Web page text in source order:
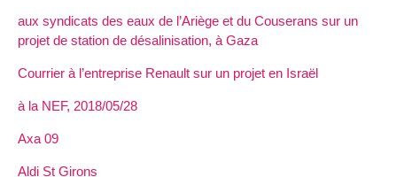
aux syndicats des eaux de l’Ariège et du Couserans sur un
projet de station de désalinisation, à Gaza
Courrier à l’entreprise Renault sur un projet en Israël
à la NEF, 2018/05/28
Axa 09
Aldi St Girons